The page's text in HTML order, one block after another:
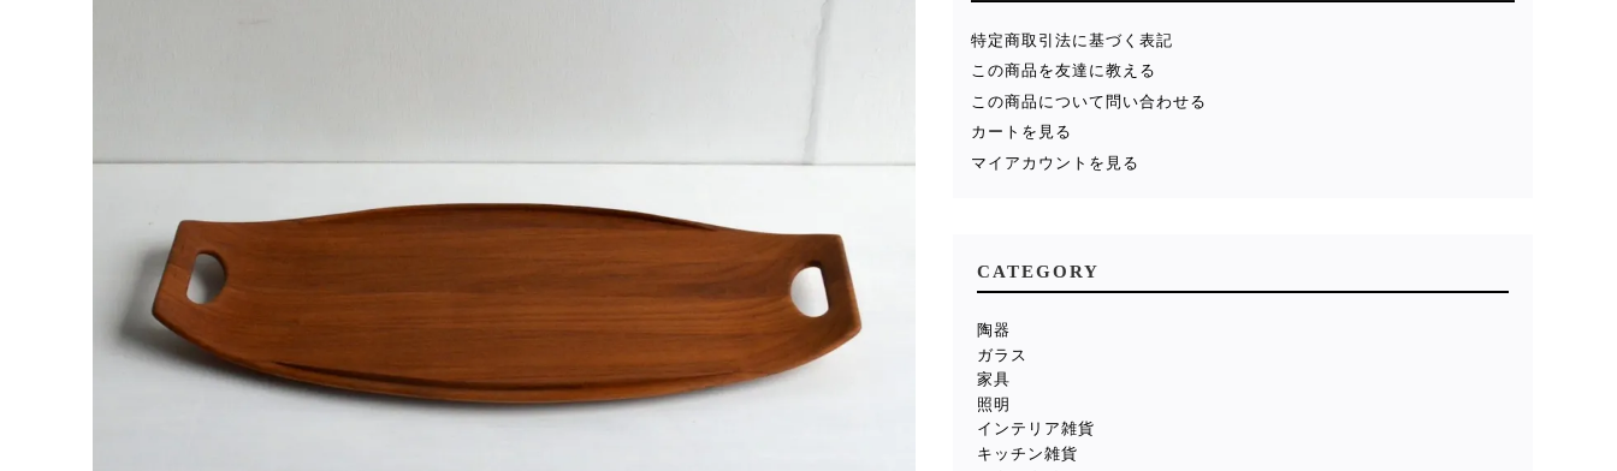
特定商取引法に基づく表記
この商品を友達に教える
この商品について問い合わせる
カートを見る
マイアカウントを見る
CATEGORY
陶器
ガラス
家具
照明
インテリア雑貨
キッチン雑貨